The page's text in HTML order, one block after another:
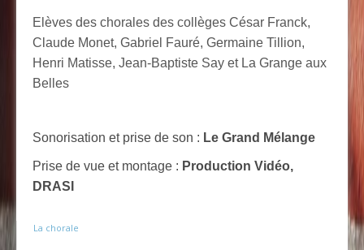
Elèves des chorales des collèges César Franck,
Claude Monet, Gabriel Fauré, Germaine Tillion,
Henri Matisse, Jean-Baptiste Say et La Grange aux
Belles
Sonorisation et prise de son : Le Grand Mélange
Prise de vue et montage : Production Vidéo,
DRASI
La chorale